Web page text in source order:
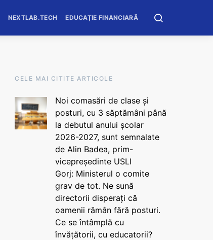
NEXTLAB.TECH EDUCAȚIE FINANCIARĂ
CELE MAI CITITE ARTICOLE
Noi comasări de clase și
posturi, cu 3 săptămâni până
la debutul anului școlar
2026-2027, sunt semnalate
de Alin Badea, prim-
vicepreședinte USLI
Gorj: Ministerul o comite
grav de tot. Ne sună
directorii disperați că
oamenii rămân fără posturi.
Ce se întâmplă cu
învățătorii, cu educatorii?